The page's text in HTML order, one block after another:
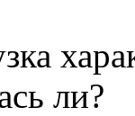
ли?